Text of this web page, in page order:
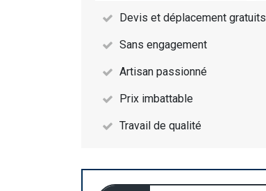
Devis et déplacement gratuits
Sans engagement
Artisan passionné
Prix imbattable
Travail de qualité